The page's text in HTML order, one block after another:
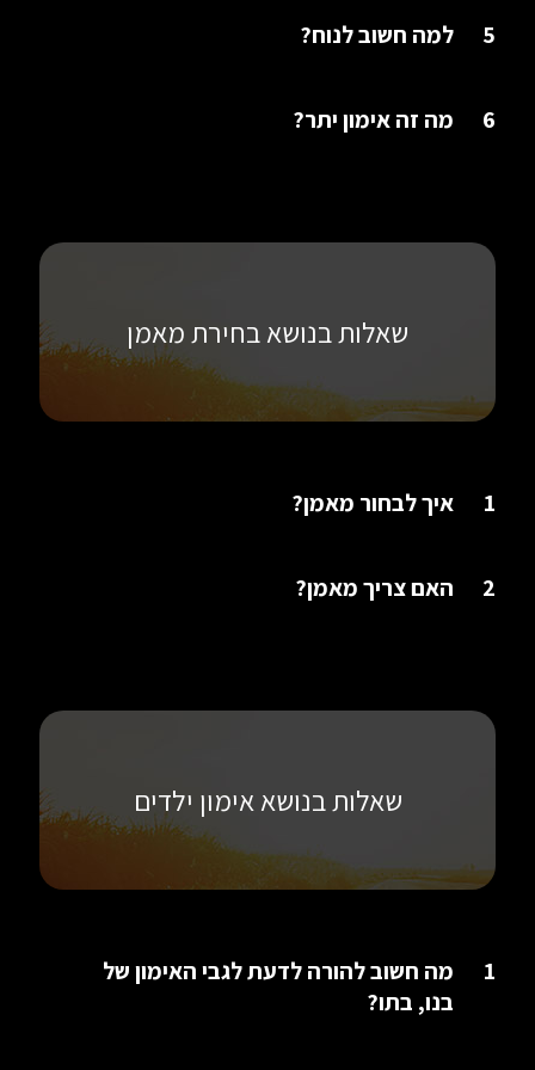
5 למה חשוב לנוח?
6 מה זה אימון יתר?
שאלות בנושא בחירת מאמן
1 איך לבחור מאמן?
2 האם צריך מאמן?
שאלות בנושא אימון ילדים
1
מה חשוב להורה לדעת לגבי האימון של
בנו, בתו?